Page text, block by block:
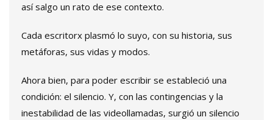
así salgo un rato de ese contexto.
Cada escritorx plasmó lo suyo, con su historia, sus
metáforas, sus vidas y modos.
Ahora bien, para poder escribir se estableció una
condición: el silencio. Y, con las contingencias y la
inestabilidad de las videollamadas, surgió un silencio